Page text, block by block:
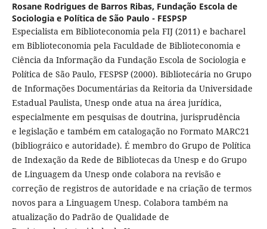
Rosane Rodrigues de Barros Ribas, Fundação Escola de
Sociologia e Política de São Paulo - FESPSP
Especialista em Biblioteconomia pela FIJ (2011) e bacharel
em Biblioteconomia pela Faculdade de Biblioteconomia e
Ciência da Informação da Fundação Escola de Sociologia e
Política de São Paulo, FESPSP (2000). Bibliotecária no Grupo
de Informações Documentárias da Reitoria da Universidade
Estadual Paulista, Unesp onde atua na área jurídica,
especialmente em pesquisas de doutrina, jurisprudência
e legislação e também em catalogação no Formato MARC21
(bibliográico e autoridade). É membro do Grupo de Política
de Indexação da Rede de Bibliotecas da Unesp e do Grupo
de Linguagem da Unesp onde colabora na revisão e
correção de registros de autoridade e na criação de termos
novos para a Linguagem Unesp. Colabora também na
atualização do Padrão de Qualidade de